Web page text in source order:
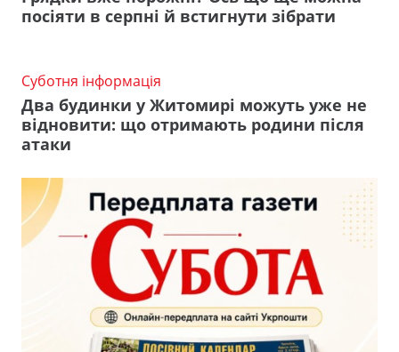
посіяти в серпні й встигнути зібрати
Суботня інформація
Два будинки у Житомирі можуть уже не
відновити: що отримають родини після
атаки